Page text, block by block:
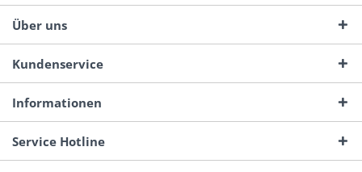
Über uns
Kundenservice
Informationen
Service Hotline